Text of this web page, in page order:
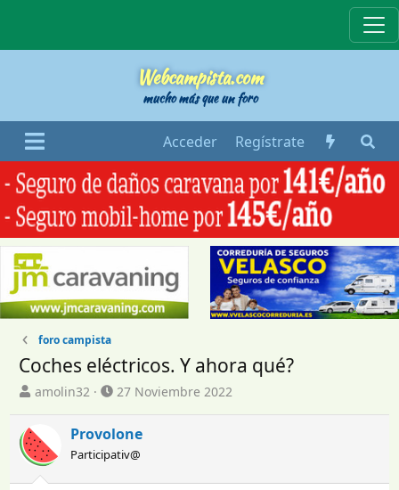
Webcampista.com
mucho más que un foro
Acceder Regístrate
foro campista
Coches eléctricos. Y ahora qué?
I
c
i
a
amolin32
F
h
a
27 Noviembre 2022
Provolone
Participativ@